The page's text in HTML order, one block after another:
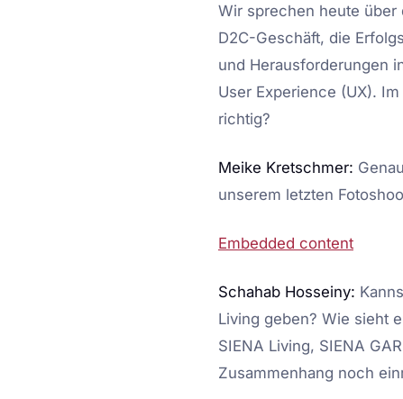
Wir sprechen heute über
D2C-Geschäft, die
und Herausforderungen
User Experience (UX).
richtig?
Meike Kretschmer:
unserem letzten
Embedded content
Schahab Hosseiny:
Living geben? Wie sieht
SIENA Living, SIENA
Zusammenhang noch